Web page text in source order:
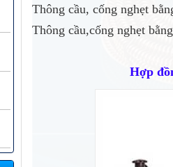
Thông cầu, cống nghẹt
Thông cầu,cống nghẹt
Hợp